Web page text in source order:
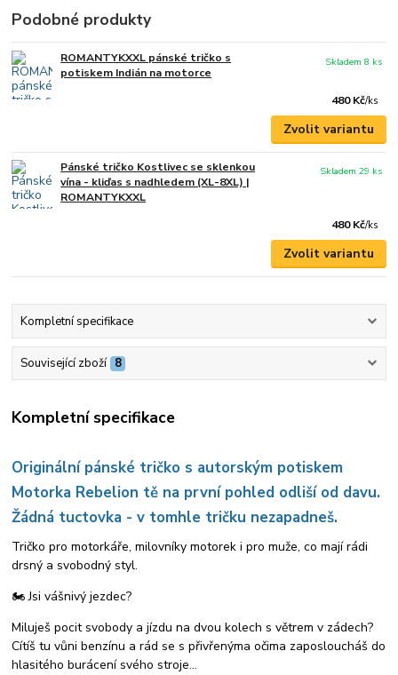
Podobné produkty
ROMANTYKXXL pánské tričko s
potiskem Indián na motorce
480 Kč/ks
Skladem 8 ks
Zvolit variantu
Pánské tričko Kostlivec se sklenkou
vína - kliďas s nadhledem (XL-8XL) |
ROMANTYKXXL
480 Kč/ks
Skladem 29 ks
Zvolit variantu
Kompletní specifikace
Související zboží 8
Kompletní specifikace
Originální pánské tričko s autorským potiskem
Motorka Rebelion tě na první pohled odliší od davu.
Žádná tuctovka - v tomhle tričku nezapadneš.
Tričko pro motorkáře, milovníky motorek i pro muže, co mají rádi
drsný a svobodný styl.
🏍️ Jsi vášnivý jezdec?
Miluješ pocit svobody a jízdu na dvou kolech s větrem v zádech?
Cítíš tu vůni benzínu a rád se s přivřenýma očima zaposloucháš do
hlasitého burácení svého stroje...